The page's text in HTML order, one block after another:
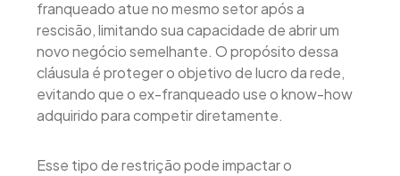
franqueado atue no mesmo setor após a
rescisão, limitando sua capacidade de abrir um
novo negócio semelhante. O propósito dessa
cláusula é proteger o objetivo de lucro da rede,
evitando que o ex-franqueado use o know-how
adquirido para competir diretamente.
Esse tipo de restrição pode impactar o